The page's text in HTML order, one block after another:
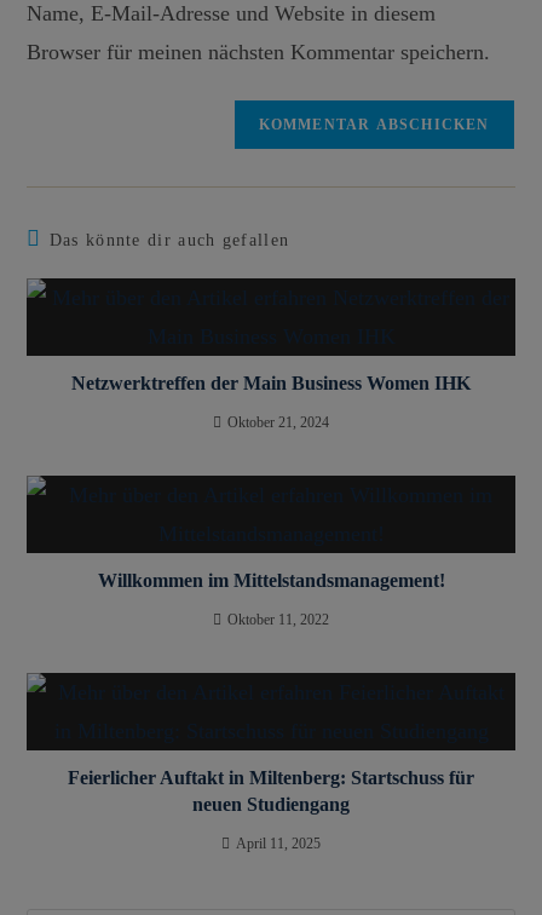
Name, E-Mail-Adresse und Website in diesem
Browser für meinen nächsten Kommentar speichern.
Das könnte dir auch gefallen
Netzwerktreffen der Main Business Women IHK
Oktober 21, 2024
Willkommen im Mittelstandsmanagement!
Oktober 11, 2022
Feierlicher Auftakt in Miltenberg: Startschuss für
neuen Studiengang
April 11, 2025